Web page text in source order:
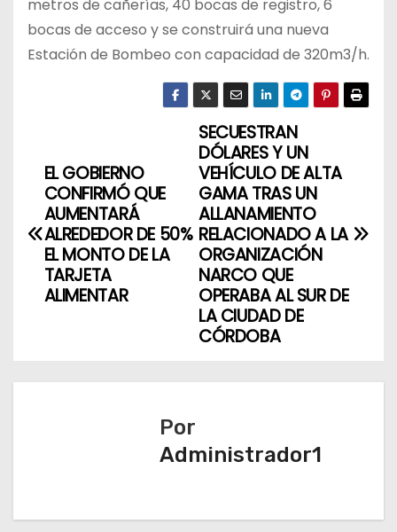
metros de cañerías, 40 bocas de registro, 6
bocas de acceso y se construirá una nueva
Estación de Bombeo con capacidad de 320m3/h.
e
d
SECUESTRAN
DÓLARES Y UN
VEHÍCULO DE ALTA
GAMA TRAS UN
ALLANAMIENTO
RELACIONADO A LA
ORGANIZACIÓN
NARCO QUE
OPERABA AL SUR DE
LA CIUDAD DE
CÓRDOBA
EL GOBIERNO
CONFIRMÓ QUE
AUMENTARÁ
ALREDEDOR DE 50%
EL MONTO DE LA
TARJETA
ALIMENTAR
Por
Administrador1